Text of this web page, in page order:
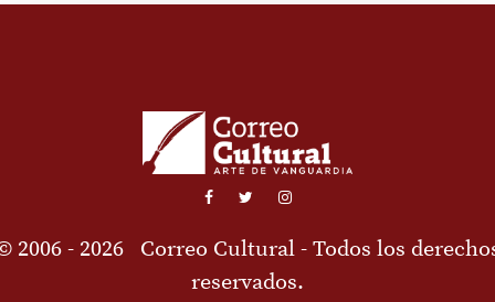
2006 - 2026 Correo Cultural - Todos los
reservados.